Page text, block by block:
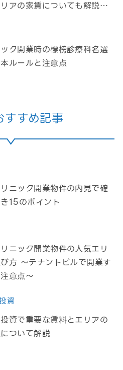
アの家賃についても解説！
ク開業時の標榜診療科名選
ルールと注意点
すすめ記事
ニック開業物件の内見で確
15のポイント
ニック開業物件の人気エリ
ルで開業す
意点～
資
資で重要な賃料とエリアの
ついて解説